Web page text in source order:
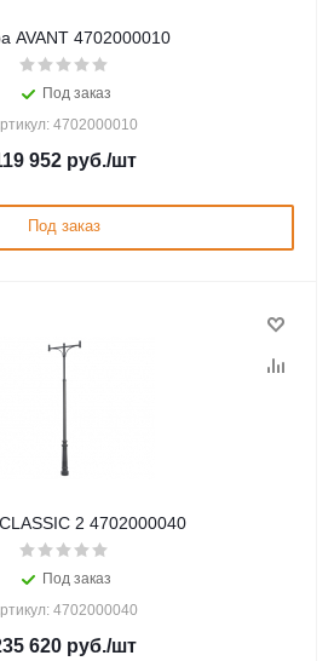
AVANT 4702000010
Под заказ
4702000010
952руб./шт
Под заказ
2 4702000040
Под заказ
4702000040
620 руб./шт